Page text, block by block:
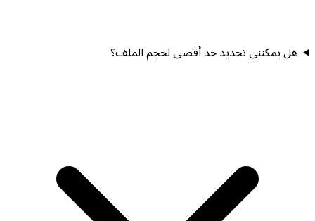
هل يمكنني تحديد حد أقصى لحجم الملف؟